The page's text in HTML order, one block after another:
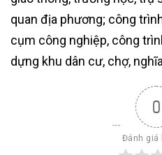
quan địa phương; công
cụm công nghiệp, công
dựng khu dân cư, chợ,
0
Đánh giá